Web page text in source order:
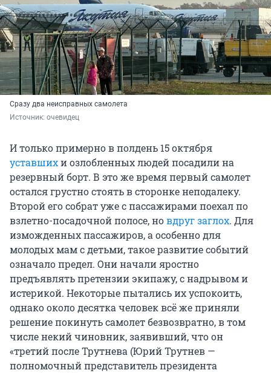
Сразу два неисправных самолета
Источник: очевидец
И только примерно в полдень 15 октября
уставшихи озлобленных людей посадили на
резервный борт. В это же время первый самолет
остался грустно стоять в сторонке неподалеку.
Второй его собрат уже с пассажирами поехал по
взлетно-посадочной полосе, новдруг заглох. Для
изможденных пассажиров, а особенно для
молодых мам с детьми, такое развитие событий
означало предел. Они начали яростно
предъявлять претензии экипажу, с надрывом и
истерикой. Некоторые пытались их успокоить,
однако около десятка человек всё же приняли
решение покинуть самолет безвозвратно, в том
числе некий чиновник, заявивший, что он
«третий после Трутнева (Юрий Трутнев —
полномочный представитель президента